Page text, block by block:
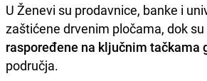
U Ženevi su prodavnice, banke i
zaštićene drvenim pločama, dok su
raspoređene na ključnim tačkama
područja.